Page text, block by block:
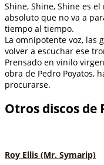
Shine, Shine, Shine es
absoluto que no va a
tiempo al tiempo.
La omnipotente voz, las
volver a escuchar ese
Prensado en vinilo
obra de Pedro Poyatos,
procurarse.
Otros discos de
Roy Ellis (Mr. Symarip)